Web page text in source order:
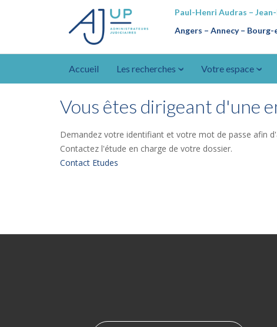
Paul-Henri Audras –
Angers – Annecy– Bourg-
Accueil Les recherches Votre espace
Vous êtes dirigeant d'une
Demandez votre identifiant et votre mot de passe afin
Contactez l'étude en charge de votre dossier.
Contact Etudes